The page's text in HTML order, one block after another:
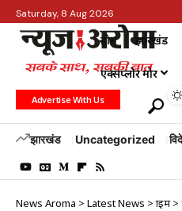
Saturday, 8 Aug 2026
होम झारखंड
एक्सप्लोर मोर
Advertise With Us
झारखंड Uncategorized
News Aroma > Latest News >क्राइम>